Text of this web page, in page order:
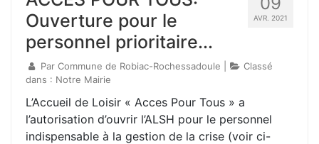
AVR. 2021
Ouverture pour le
personnel prioritaire...
Par Commune de Robiac-Rochessadoule
Classé
dans : Notre Mairie
L’Accueil de Loisir « Acces Pour Tous » a
l’autorisation d’ouvrir l’ALSH pour le personnel
indispensable à la gestion de la crise (voir ci-